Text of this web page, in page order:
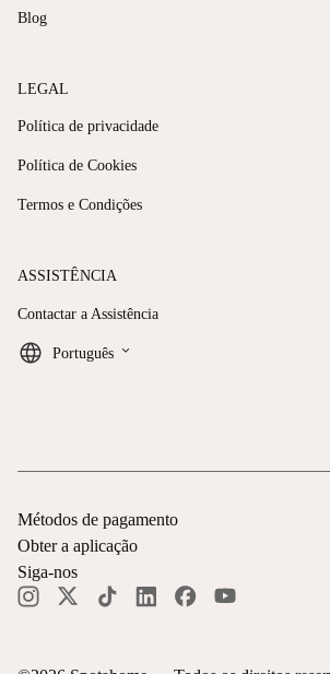
Blog
LEGAL
Política de privacidade
Política de Cookies
Termos e Condições
ASSISTÊNCIA
Contactar a Assistência
Português keyboard_arrow_down
Métodos de pagamento
Obter a aplicação
Siga-nos